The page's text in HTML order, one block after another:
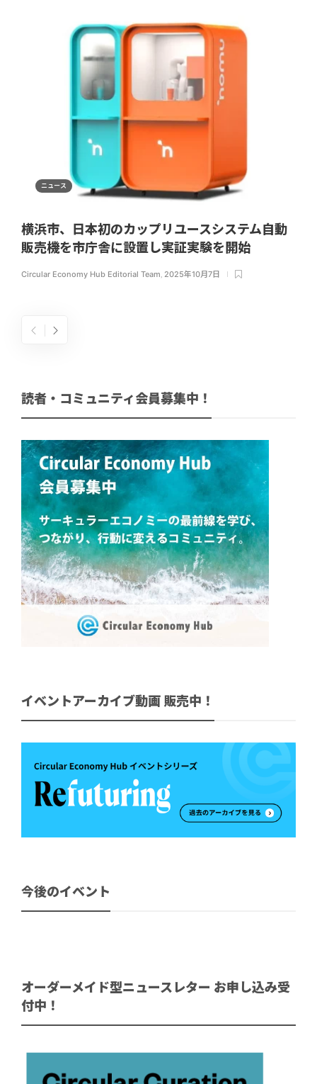
ニュース
横浜市、日本初のカップリユースシステム自動
販売機を市庁舎に設置し実証実験を開始
Circular Economy Hub Editorial Team, 2025年10月7日
読者・コミュニティ会員募集中！
イベントアーカイブ動画 販売中！
今後のイベント
オーダーメイド型ニュースレター お申し込み受
付中！